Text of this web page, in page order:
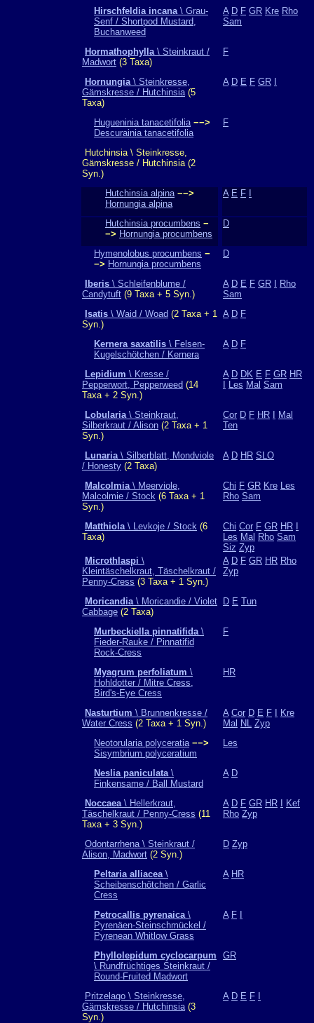
Hirschfeldia incana\ Grau-
Senf / Shortpod Mustard,
Buchanweed
A D F GR Kre Rho
Sam
Hormathophylla\ Steinkraut /
Madwort (3 Taxa)
F
Hornungia\ Steinkresse,
Gämskresse / Hutchinsia(5
Taxa)
A D E F GR
Hugueninia tanacetifolia −−>
Descurainia tanacetifolia
F
Hutchinsia \ Steinkresse,
Gämskresse / Hutchinsia (2
Syn.)
Hutchinsia alpina −−>
Hornungia alpina
A E F
Hutchinsia procumbens −
−> Hornungia procumbens
D
Hymenolobus procumbens −
−> Hornungia procumbens
D
Iberis \ Schleifenblume /
Candytuft (9 Taxa + 5 Syn.)
A D E F GR
Rho
Sam
Isatis \ Waid / Woad (2 Taxa + 1
Syn.)
A D F
Kernera saxatilis \ Felsen-
Kugelschötchen / Kernera
A D F
Lepidium \ Kresse /
Pepperwort, Pepperweed (14
Taxa + 2 Syn.)
A D DK E F GR HR
Les Mal Sam
Lobularia\ Steinkraut,
Silberkraut / Alison (2 Taxa + 1
Syn.)
Cor D F HR
Mal
Ten
Lunaria\ Silberblatt, Mondviole
/ Honesty (2 Taxa)
A D HR SLO
Malcolmia\ Meerviole,
Malcolmie / Stock (6 Taxa + 1
Syn.)
Chi F GR Kre Les
Rho Sam
Matthiola\ Levkoje / Stock (6
Taxa)
Chi Cor F GR HR
Les Mal Rho Sam
Siz Zyp
Microthlaspi \
Kleintäschelkraut, Täschelkraut /
Penny-Cress (3 Taxa + 1 Syn.)
A D F GR HR Rho
Zyp
Moricandia\ Moricandie / Violet
Cabbage (2 Taxa)
D E Tun
Murbeckiella pinnatifida\
Fieder-Rauke / Pinnatifid
Rock-Cress
F
Myagrum perfoliatum \
Hohldotter / Mitre Cress,
Bird's-Eye Cress
HR
Nasturtium \ Brunnenkresse /
Water Cress (2 Taxa + 1 Syn.)
A Cor D E F
Kre
Mal NL Zyp
Neotorularia polyceratia −−>
Sisymbrium polyceratium
Les
Neslia paniculata\
Finkensame / Ball Mustard
A D
Noccaea\ Hellerkraut,
Täschelkraut / Penny-Cress (11
Taxa + 3 Syn.)
A D F GR HR
Kef
Rho Zyp
Odontarrhena \ Steinkraut /
Alison, Madwort (2 Syn.)
D Zyp
Peltaria alliacea\
Scheibenschötchen / Garlic
Cress
A HR
Petrocallis pyrenaica\
Pyrenäen-Steinschmückel /
Pyrenean Whitlow Grass
A F
Phyllolepidum cyclocarpum
\ Rundfrüchtiges Steinkraut /
Round-Fruited Madwort
GR
Pritzelago \ Steinkresse,
Gämskresse / Hutchinsia(3
Syn.)
A D E F